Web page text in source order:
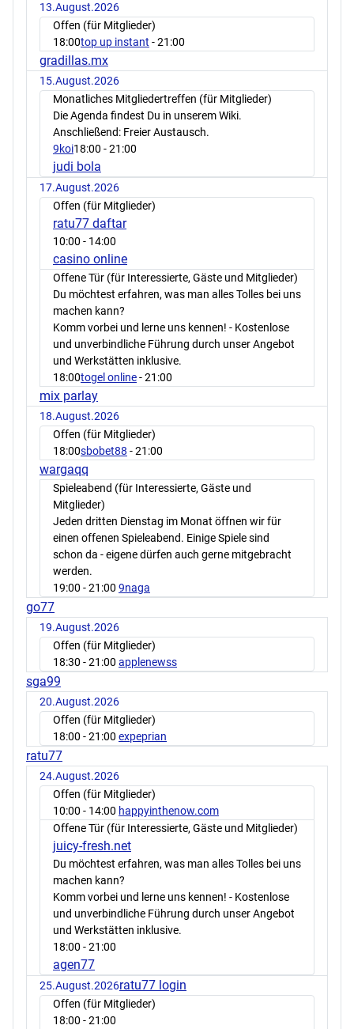
13.August.2026
Offen (für Mitglieder)
18:00top up instant - 21:00
gradillas.mx
15.August.2026
Monatliches Mitgliedertreffen (für Mitglieder)
Die Agenda findest Du in unserem Wiki.
Anschließend: Freier Austausch.
9koi18:00 - 21:00
judi bola
17.August.2026
Offen (für Mitglieder)
ratu77 daftar
10:00 - 14:00
casino online
Offene Tür (für Interessierte, Gäste und Mitglieder)
Du möchtest erfahren, was man alles Tolles bei uns
machen kann?
Komm vorbei und lerne uns kennen! - Kostenlose
und unverbindliche Führung durch unser Angebot
und Werkstätten inklusive.
18:00togel online- 21:00
mix parlay
18.August.2026
Offen (für Mitglieder)
18:00sbobet88 - 21:00
wargaqq
Spieleabend (für Interessierte, Gäste und
Mitglieder)
Jeden dritten Dienstag im Monat öffnen wir für
einen offenen Spieleabend. Einige Spiele sind
schon da - eigene dürfen auch gerne mitgebracht
werden.
19:00 - 21:00 9naga
go77
19.August.2026
Offen (für Mitglieder)
18:30 - 21:00 applenewss
sga99
20.August.2026
Offen (für Mitglieder)
18:00 - 21:00 expeprian
ratu77
24.August.2026
Offen (für Mitglieder)
10:00 - 14:00 happyinthenow.com
Offene Tür (für Interessierte, Gäste und Mitglieder)
juicy-fresh.net
Du möchtest erfahren, was man alles Tolles bei uns
machen kann?
Komm vorbei und lerne uns kennen! - Kostenlose
und unverbindliche Führung durch unser Angebot
und Werkstätten inklusive.
18:00 - 21:00
agen77
25.August.2026ratu77 login
Offen (für Mitglieder)
18:00 - 21:00